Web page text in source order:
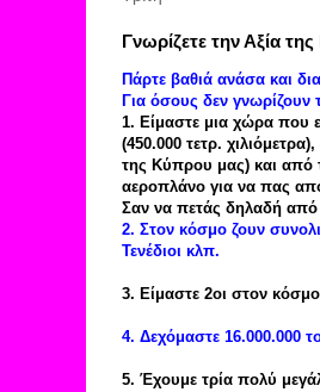
Γνωρίζετε την Αξία
Πάρτε βαθιά ανάσα και
Για όσους δεν
1. Είμαστε μια χώρα που
(450.000 τετρ.
της Κύπρου μας) και από
αεροπλάνο για να πας
Σαν να πετάς δηλαδή από
2. Στον κόσμο ζουν
Τενέδιοι κλπ.
3. Είμαστε 2οι στον
4. Δεχόμαστε 16.000.000
5. Έχουμε τρία πολύ